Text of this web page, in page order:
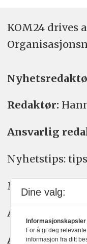
KOM24 drives
Redaktør:
Ansvarlig
Nyhetstips:
Meninger:
Annonse:
Abonnement:
Dine valg:
For å gi deg
informasjon fra ditt